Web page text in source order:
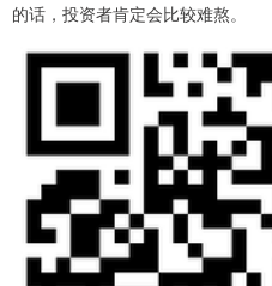
的话，投资者肯定会比较难熬。